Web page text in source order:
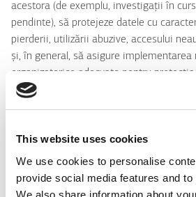
This website uses cookies
We use cookies to personalise
provide social media features and
We also share information about
acestora (de exemplu, investigații în
pendinte), să protejeze datele cu
pierderii, utilizării abuzive, accesului
și, în general, să asigure
organizatorice adecvate pentru protecția
KLEEMANN care au beneficiat de
scop.
În plus, Grupul de companii